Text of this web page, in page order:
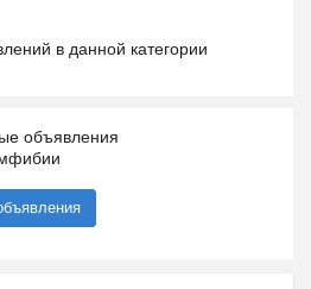
в данной категории
объявления